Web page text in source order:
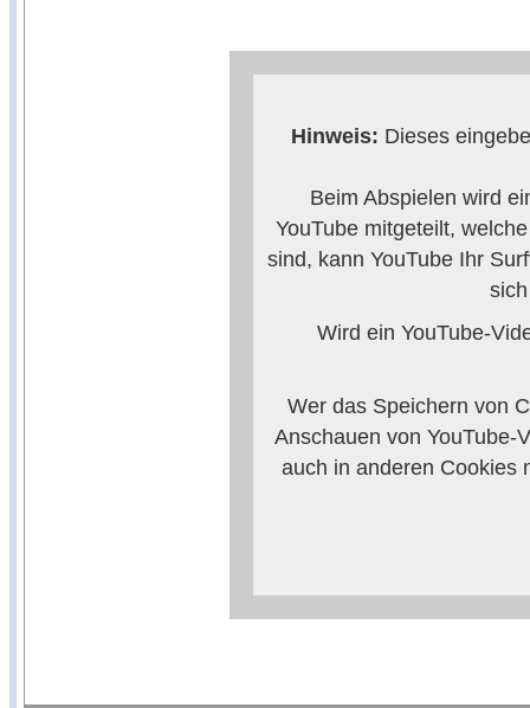
Hinweis: Dieses
Beim Abspielen wird
YouTube mitgeteilt,
sind, kann YouTube Ihr
Wird ein YouTube-
Wer das Speichern von
Anschauen von YouTube-
auch in anderen Cookies